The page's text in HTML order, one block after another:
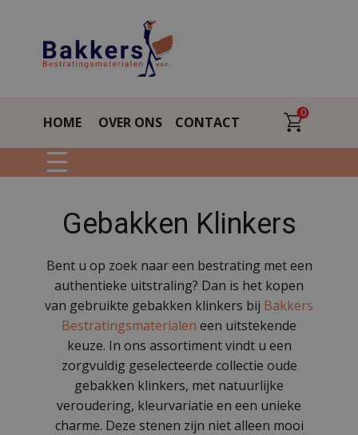
HOME CONTACT
OVER ONS
0
Gebakken Klinkers
Bent u op zoek naar een bestrating met een
authentieke uitstraling? Dan is het kopen
van gebruikte gebakken klinkers bij Bakkers
Bestratingsmaterialen een uitstekende
keuze. In ons assortiment vindt u een
zorgvuldig geselecteerde collectie oude
gebakken klinkers, met natuurlijke
veroudering, kleurvariatie en een unieke
charme. Deze stenen zijn niet alleen mooi